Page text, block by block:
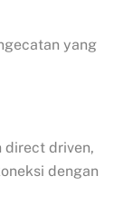
yang
direct driven,
dengan